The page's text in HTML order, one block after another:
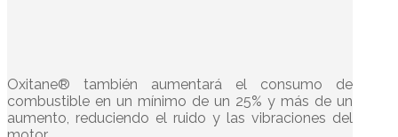
Oxitane® también aumentará el consumo de
combustible en un mínimo de un 25% y más de un
aumento, reduciendo el ruido y las vibraciones del